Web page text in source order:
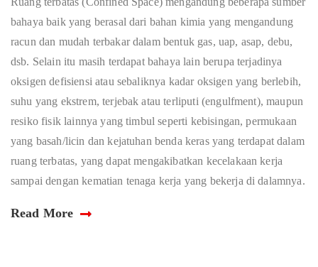
bahaya baik yang berasal dari bahan kimia yang mengandung
racun dan mudah terbakar dalam bentuk gas, uap, asap, debu,
dsb. Selain itu masih terdapat bahaya lain berupa terjadinya
oksigen defisiensi atau sebaliknya kadar oksigen yang berlebih,
suhu yang ekstrem, terjebak atau terliputi (engulfment), maupun
resiko fisik lainnya yang timbul seperti kebisingan, permukaan
yang basah/licin dan kejatuhan benda keras yang terdapat dalam
ruang terbatas, yang dapat mengakibatkan kecelakaan kerja
sampai dengan kematian tenaga kerja yang bekerja di dalamnya.
Read More